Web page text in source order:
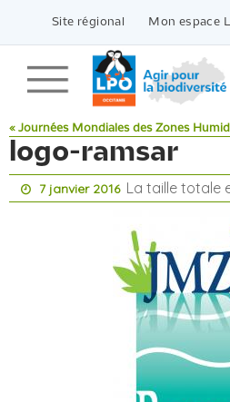
contenu
Site régional Mon espace
« Journées Mondiales des Zones
logo-ramsar
7 janvier 2016 La taille totale